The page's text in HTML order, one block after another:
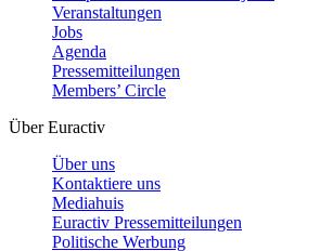
Veranstaltungen
Jobs
Agenda
Pressemitteilungen
Members’ Circle
Über Euractiv
Über uns
Kontaktiere uns
Mediahuis
Euractiv Pressemitteilungen
Politische Werbung